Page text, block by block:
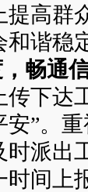
提高群
和谐稳
畅通
传下达
”。
时派出
时间上